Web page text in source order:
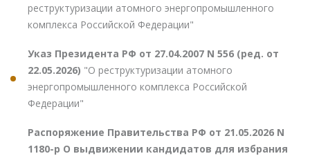
реструктуризации атомного энергопромышленного
комплекса Российской Федерации"
Указ Президента РФ от 27.04.2007 N 556 (ред. от
22.05.2026) "О реструктуризации атомного
энергопромышленного комплекса Российской
Федерации"
Распоряжение Правительства РФ от 21.05.2026 N
1180-р О выдвижении кандидатов для избрания